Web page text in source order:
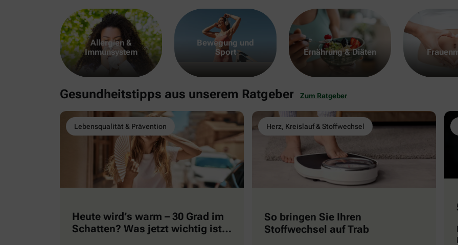
Allergien &
Immunsystem
Bewegung und
Sport
Ernährung & Diäten
Gesundheitstipps aus unserem Ratgeber Zum Ratgeber
Lebensqualität & Prävention
Heute wird’s warm – 30 Grad im
Schatten? Was jetzt wichtig ist
Herz, Kreislauf & Stoffwechsel
So bringen Sie Ihren
Stoffwechsel auf Trab